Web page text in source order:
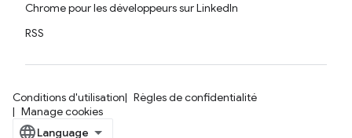
Chrome pour les développeurs sur LinkedIn
RSS
Conditions d'utilisation
Règles de confidentialité
Manage cookies